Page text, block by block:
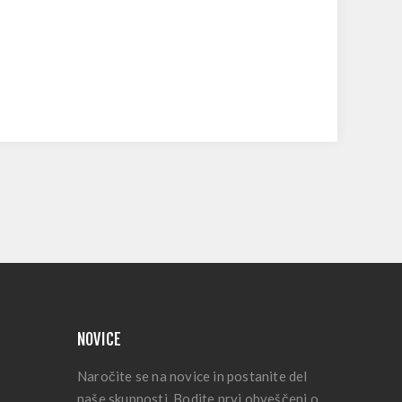
NOVICE
Naročite se na novice in postanite del
naše skupnosti. Bodite prvi obveščeni o